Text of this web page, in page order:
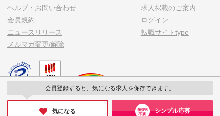
会員登録すると、気になる求人を保存できます。
気になる シンプル応募
ヘルプ・お問い合わせ
会員規約
ニュースリリース
メルマガ変更/解除
求人掲載のご案内
ログイン
転職サイトtype
私たちはポジティブアクションを応援しています
© CAREER DESIGN CENTER CO.,LTD. All Rights Reserved.